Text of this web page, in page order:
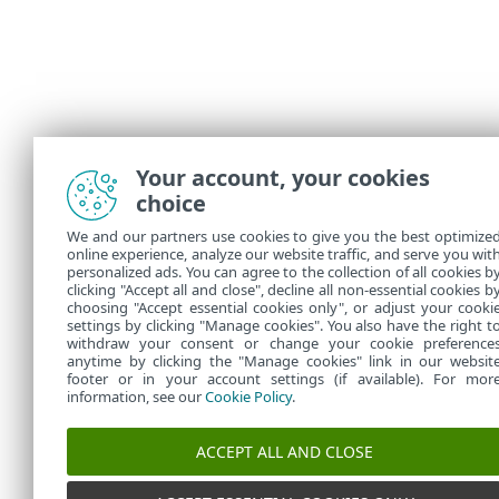
Your account, your cookies
choice
We and our partners use cookies to give you the best
online experience, analyze our website traffic, and serve you
personalized ads. You can agree to the collection of all cookies
clicking "Accept all and close", decline all non-essential cookies
choosing "Accept essential cookies only", or adjust your
settings by clicking "Manage cookies". You also have the right
withdraw your consent or change your cookie
anytime by clicking the "Manage cookies" link in our
footer or in your account settings (if available). For
information, see ourCookie Policy.
ACCEPT ALL AND CLOSE